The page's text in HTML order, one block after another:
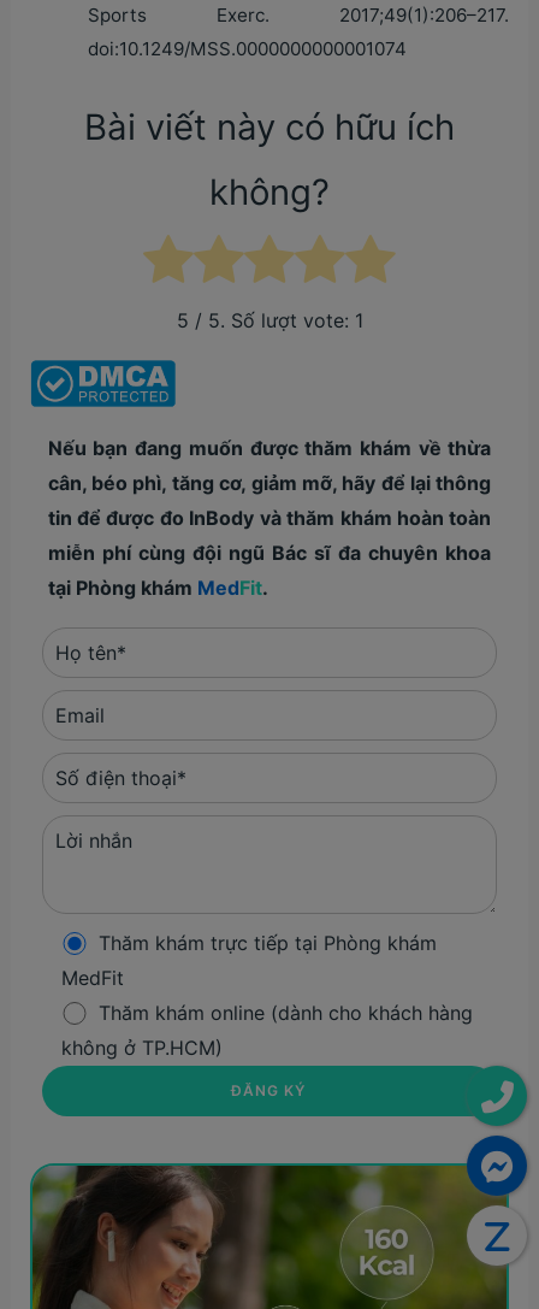
Sports Exerc. 2017;49(1):206–217.
doi:10.1249/MSS.0000000000001074
Bài viết này có hữu ích
không?
5 / 5. Số lượt vote: 1
Nếu bạn đang muốn được thăm khám về thừa
cân, béo phì, tăng cơ, giảm mỡ, hãy để lại thông
tin để được đo InBody và thăm khám hoàn toàn
miễn phí cùng đội ngũ Bác sĩ đa chuyên khoa
tại Phòng khám MedFit.
Thăm khám trực tiếp tại Phòng khám
MedFit
Thăm khám online (dành cho khách hàng
không ở TP.HCM)